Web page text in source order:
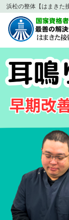
浜松の整体【はまきた